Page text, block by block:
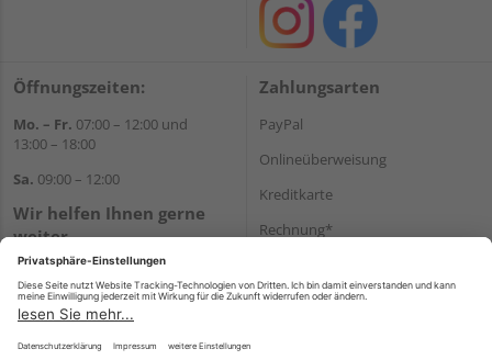
Öffnungszeiten:
Mo. – Fr. 07:00 – 12:00 und
13:00 – 18:00
Sa. 09:00 – 12:00
Wir helfen Ihnen gerne
weiter
Tel.:+49 8122 14197
E-Mail:vertrieb@holz-liebl.de
Zahlungsarten
PayPal
Onlineüberweisung
Kreditkarte
Rechnung*
Versand